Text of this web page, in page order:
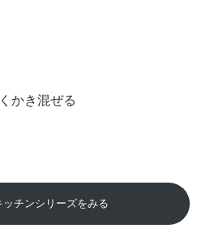
かき混ぜる
ッチンシリーズをみる